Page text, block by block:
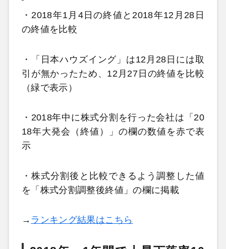
・2018年1月4日の終値と2018年12月28日
の終値を比較
・「日本ハウズイング」は12月28日には取
引が無かったため、12月27日の終値を比較
（緑で表示）
・2018年中に株式分割を行った会社は「20
18年大発会（終値）」の欄の数値を赤で表
示
・株式分割後と比較できるよう調整した値
を「株式分割調整後終値」の欄に掲載
→ ランキング結果はこちら